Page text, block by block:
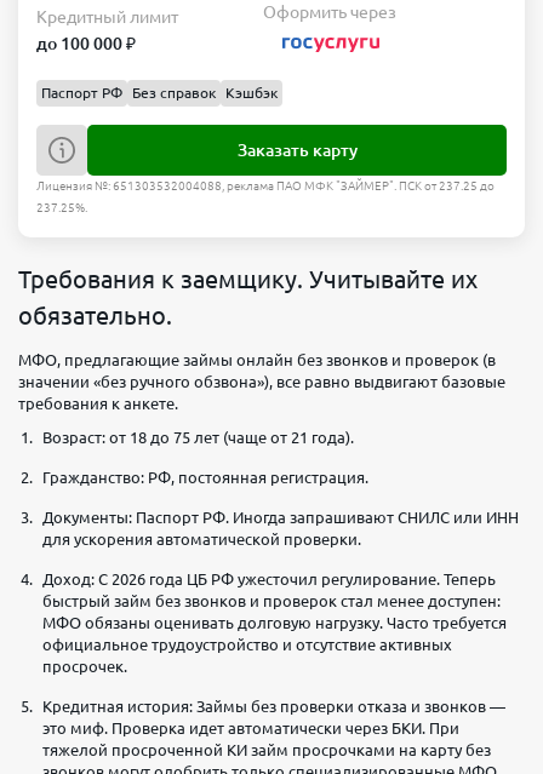
Кредитный лимит
до 100 000 ₽
Оформить через
Паспорт РФ Без справок Кэшбэк
Заказать карту
Лицензия №: 651303532004088, реклама ПАО МФК "ЗАЙМЕР". ПСК от 237.25 до
237.25%.
Требования к заемщику. Учитывайте их
обязательно.
МФО, предлагающие займы онлайн без звонков и проверок (в
значении «без ручного обзвона»), все равно выдвигают базовые
требования к анкете.
Возраст: от 18 до 75 лет (чаще от 21 года).
Гражданство: РФ, постоянная регистрация.
Документы: Паспорт РФ. Иногда запрашивают СНИЛС или ИНН
для ускорения автоматической проверки.
Доход: С 2026 года ЦБ РФ ужесточил регулирование. Теперь
быстрый займ без звонков и проверок стал менее доступен:
МФО обязаны оценивать долговую нагрузку. Часто требуется
официальное трудоустройство и отсутствие активных
просрочек.
Кредитная история: Займы без проверки отказа и звонков —
это миф. Проверка идет автоматически через БКИ. При
тяжелой просроченной КИ займ просрочками на карту без